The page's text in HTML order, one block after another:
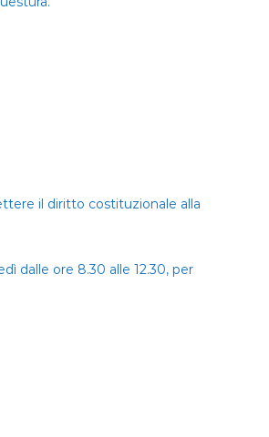
il diritto costituzionale alla
dalle ore 8.30 alle 12.30, per